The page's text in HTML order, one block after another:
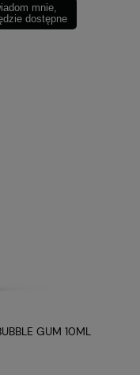
mnie,
dostępne
GUM 10ML